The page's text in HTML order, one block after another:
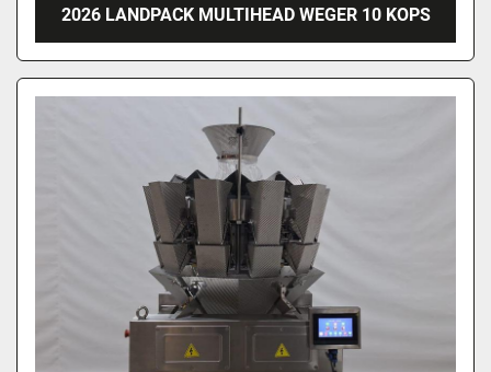
2026 LANDPACK MULTIHEAD WEGER 10 KOPS